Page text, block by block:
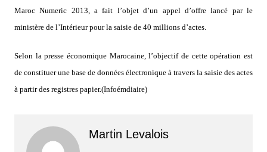
Maroc Numeric 2013, a fait l’objet d’un appel d’offre lancé par le
ministère de l’Intérieur pour la saisie de 40 millions d’actes.
Selon la presse économique Marocaine, l’objectif de cette opération est
de constituer une base de données électronique à travers la saisie des actes
à partir des registres papier.(Infoémdiaire)
Martin Levalois